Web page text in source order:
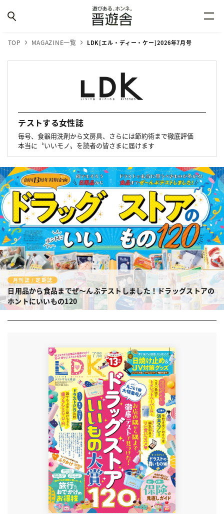
TOP MAGAZINE一覧 LDK[エル・ディー・ケー]2026年7月号
テストする女性誌
毎号、食器用洗剤から文房具、さらには節約術まで徹底評価
本当に〝いいモノ〟を読者の皆さまに届けます
月刊誌 / 定期誌
日用品から食品までぜ〜んぶテストしました！ドラッグストアの
ホントにいいもの120